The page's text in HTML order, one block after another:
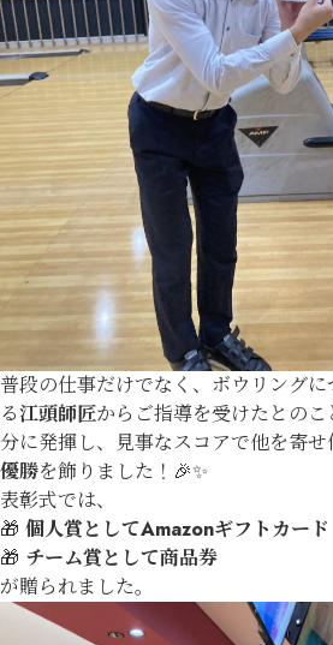
普段の仕事だけでなく、ボウリング
る江頭師匠からご指導を受けたとの
分に発揮し、見事なスコアで他を寄せ
優勝を飾りました！🎉✨
表彰式では、
🎁 個人賞としてAmazonギフトカード
🎁 チーム賞として商品券
が贈られました。